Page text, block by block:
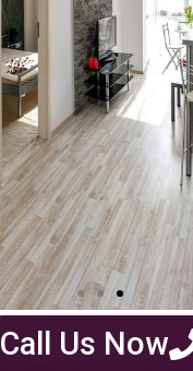
Call Us Now